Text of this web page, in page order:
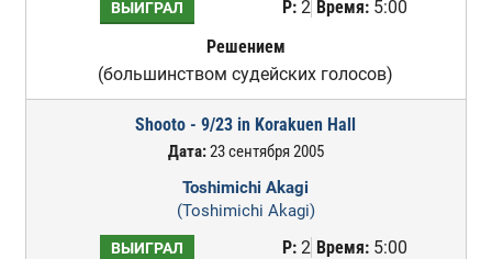
ВЫИГРАЛ Р:2 Время:5:00
Решением
(большинством судейских голосов)
Shooto - 9/23 in Korakuen Hall
Дата:23 сентября 2005
Toshimichi Akagi
(Toshimichi Akagi)
ВЫИГРАЛ Р:2 Время:5:00